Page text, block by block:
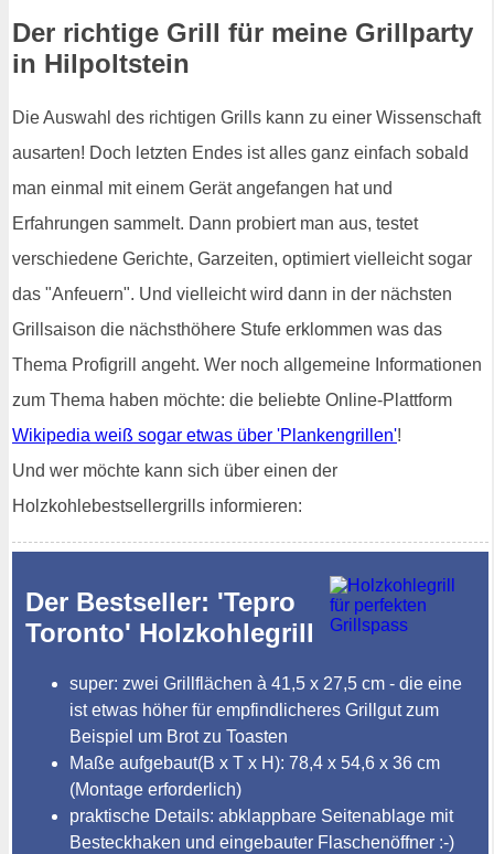
Der richtige Grill für meine Grillparty
in Hilpoltstein
Die Auswahl des richtigen Grills kann zu einer Wissenschaft
ausarten! Doch letzten Endes ist alles ganz einfach sobald
man einmal mit einem Gerät angefangen hat und
Erfahrungen sammelt. Dann probiert man aus, testet
verschiedene Gerichte, Garzeiten, optimiert vielleicht sogar
das "Anfeuern". Und vielleicht wird dann in der nächsten
Grillsaison die nächsthöhere Stufe erklommen was das
Thema Profigrill angeht. Wer noch allgemeine Informationen
zum Thema haben möchte: die beliebte Online-Plattform
Wikipedia weiß sogar etwas über 'Plankengrillen'!
Und wer möchte kann sich über einen der
Holzkohlebestsellergrills informieren:
Der Bestseller: 'Tepro
Toronto' Holzkohlegrill
super: zwei Grillflächen à 41,5 x 27,5 cm - die eine
ist etwas höher für empfindlicheres Grillgut zum
Beispiel um Brot zu Toasten
Maße aufgebaut(B x T x H): 78,4 x 54,6 x 36 cm
(Montage erforderlich)
praktische Details: abklappbare Seitenablage mit
Besteckhaken und eingebauter Flaschenöffner :-)